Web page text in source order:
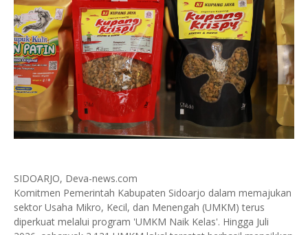
SIDOARJO, Deva-news.com
Komitmen Pemerintah Kabupaten Sidoarjo dalam memajukan
sektor Usaha Mikro, Kecil, dan Menengah (UMKM) terus
diperkuat melalui program 'UMKM Naik Kelas'. Hingga Juli